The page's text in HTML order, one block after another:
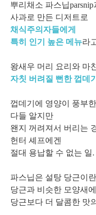
뿌리채소 파스닙parsnip
사과로 만든 디저트로
채식주의자들에게
특히 인기 높은 메뉴라
왕새우 머리 요리와 마
자칫 버려질 뻔한 껍데
껍데기에 영양이 풍부
다들 알지만
왠지 꺼려져서 버리는
헌터 셰프에겐
절대 용납할 수 없는 일.
파스닙은 설탕 당근이
당근과 비슷한 모양새에
당근보다 더 달콤한 맛